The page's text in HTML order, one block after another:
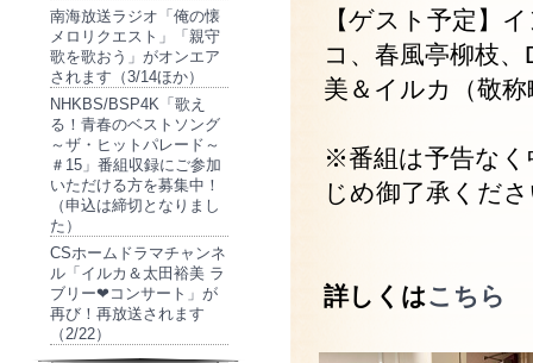
南海放送ラジオ「俺の懐
メロリクエスト」「親守
歌を歌おう」がオンエア
されます（3/14ほか）
NHKBS/BSP4K「歌え
る！青春のベストソング
～ザ・ヒットパレード～
＃15」番組収録にご参加
いただける方を募集中！
（申込は締切となりまし
た）
CSホームドラマチャンネ
ル「イルカ＆太田裕美 ラ
ブリー❤コンサート」が
再び！再放送されます
（2/22）
【ゲスト予定】
コ、春風亭柳枝
美＆イルカ（敬
※番組は予告なく
じめ御了承くだ
詳しくはこちら